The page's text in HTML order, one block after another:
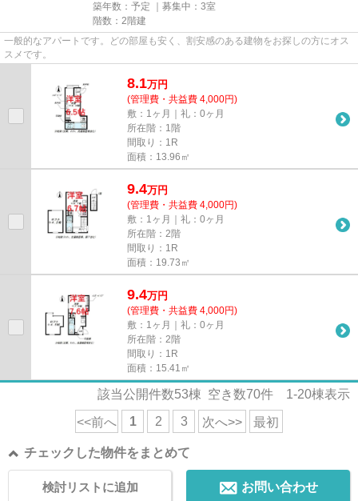
築年数：予定 ｜募集中： 3室
階数：2階建
一般的なアパートです。どの部屋も安く、割安感のある建物をお探しの方にオス
スメです。
8.1万円
(管理費・共益費 4,000円)
敷：1ヶ月｜礼：0ヶ月
所在階：1階
間取り：1R
面積：13.96㎡
9.4万円
(管理費・共益費 4,000円)
敷：1ヶ月｜礼：0ヶ月
所在階：2階
間取り：1R
面積：19.73㎡
9.4万円
(管理費・共益費 4,000円)
敷：1ヶ月｜礼：0ヶ月
所在階：2階
間取り：1R
面積：15.41㎡
該当公開件数53棟 空き数70件 1-20棟表示
<<前へ 1 2 3 次へ>> 最初
チェックした物件をまとめて
お問い合わせ
検討リストに追加